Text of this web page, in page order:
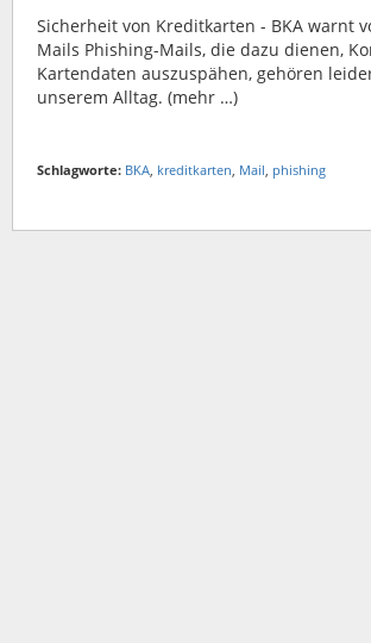
Sicherheit von Kreditkarten - BKA warnt
Mails Phishing-Mails, die dazu dienen,
Kartendaten auszuspähen, gehören
unserem Alltag. (mehr …)
Schlagworte: BKA, kreditkarten, Mail, phishing